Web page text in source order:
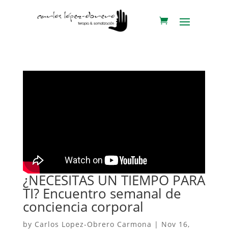
¿NECESITAS UN TIEMPO PARA
TI? Encuentro semanal de
conciencia corporal
by Carlos Lopez-Obrero Carmona | Nov 16,